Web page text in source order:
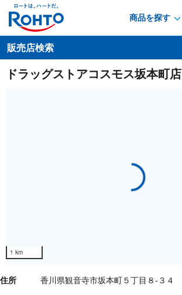
商品を探す
販売店検索
ドラッグストアコスモス坂本町店
住所 香川県観音寺市坂本町５丁目８-３４
Loading...
1 km